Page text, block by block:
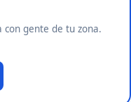
con gente de tu zona.